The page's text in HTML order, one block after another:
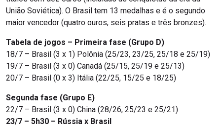
União Soviética). O Brasil tem 13 medalhas e é o segundo
maior vencedor (quatro ouros, seis pratas e três bronzes).
Tabela de jogos – Primeira fase (Grupo D)
18/7 – Brasil (3 x 1) Polônia (25/23, 23/25, 25/18 e 25/19)
19/7 – Brasil (3 x 0) Canadá (25/15, 25/19 e 25/13)
20/7 – Brasil (0 x 3) Itália (22/25, 15/25 e 18/25)
Segunda fase (Grupo E)
22/7 – Brasil (3 x 0) China (28/26, 25/23 e 25/21)
23/7 – 5h30 – Rússia x Brasil